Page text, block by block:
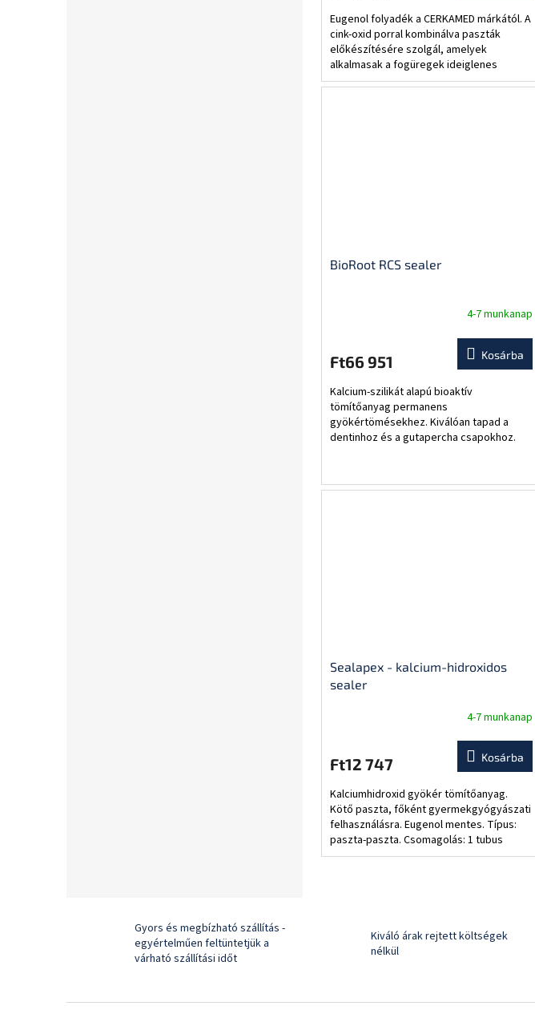
Eugenol folyadék a CERKAMED márkától. A
cink-oxid porral kombinálva paszták
előkészítésére szolgál, amelyek
alkalmasak a fogüregek ideiglenes
tömésére, a gyökércsatornák tömésére
BioRoot RCS sealer
4-7 munkanap
Ft66 951 Kosárba
Kalcium-szilikát alapú bioaktív
tömítőanyag permanens
gyökértömésekhez. Kiválóan tapad a
dentinhoz és a gutapercha csapokhoz.
Sealapex - kalcium-hidroxidos
sealer
4-7 munkanap
Ft12 747 Kosárba
Kalciumhidroxid gyökér tömítőanyag.
Kötő paszta, főként gyermekgyógyászati
felhasználásra. Eugenol mentes. Típus:
paszta-paszta. Csomagolás: 1 tubus
Sealapex Bázis (12g), 1 tubus Sealapex
Gyors és megbízható szállítás -
egyértelműen feltüntetjük a
várható szállítási időt
Kiváló árak rejtett költségek
nélkül